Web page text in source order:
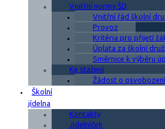
Vnitřní normy ŠD
Vnitřní řád školní
Provoz
Kritéria pro přijetí
Úplata za školní
Směrnice k výběru
Ke stažení
Žádost o
Školní
jídelna
Kontakty
Jídelníček